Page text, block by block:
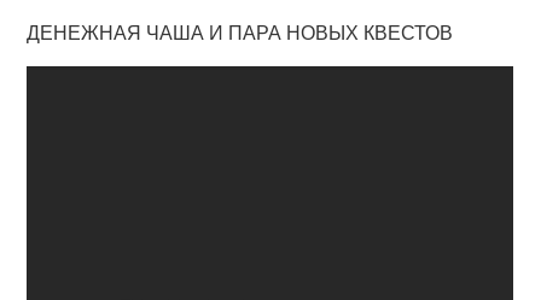
ДЕНЕЖНАЯ ЧАША И ПАРА НОВЫХ КВЕСТОВ